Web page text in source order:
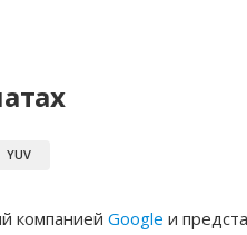
YUV
компанией Google и